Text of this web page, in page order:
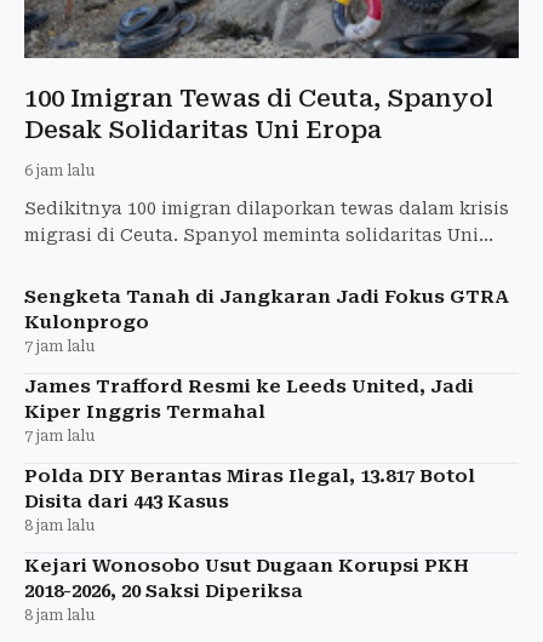
100 Imigran Tewas di Ceuta, Spanyol
Desak Solidaritas Uni Eropa
6 jam lalu
Sedikitnya 100 imigran dilaporkan tewas dalam krisis
migrasi di Ceuta. Spanyol meminta solidaritas Uni
Sengketa Tanah di Jangkaran Jadi Fokus GTRA
Kulonprogo
7 jam lalu
James Trafford Resmi ke Leeds United, Jadi
Kiper Inggris Termahal
7 jam lalu
Polda DIY Berantas Miras Ilegal, 13.817 Botol
Disita dari 443 Kasus
8 jam lalu
Kejari Wonosobo Usut Dugaan Korupsi PKH
2018-2026, 20 Saksi Diperiksa
8 jam lalu